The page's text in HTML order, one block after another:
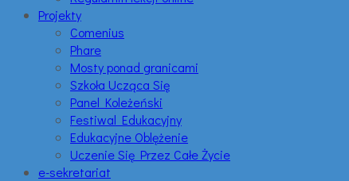
Projekty
Comenius
Phare
Mosty ponad granicami
Szkoła Ucząca Się
Panel Koleżeński
Festiwal Edukacyjny
Edukacyjne Oblężenie
Uczenie Się Przez Całe Życie
e-sekretariat